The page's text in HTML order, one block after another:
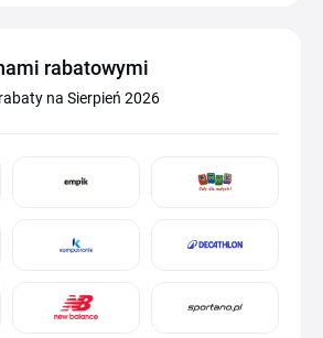
rabatowymi
na Sierpień 2026